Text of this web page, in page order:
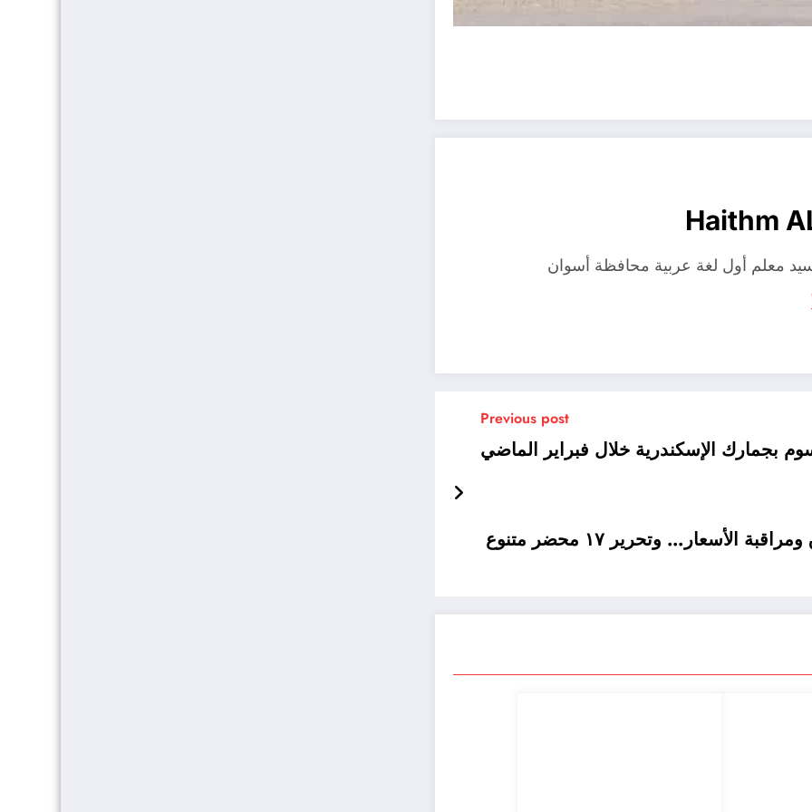
Haithm
معلم أول لغة عربية محافظة أسوان
Previous post
تكثيف الحملات التموينية لضبط الأسواق ومراقبة الأسعار… وتحرير ١٧ محضر متنوع